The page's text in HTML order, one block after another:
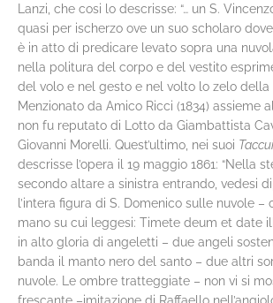
Lanzi, che cosi lo descrisse: “… un S.
quasi per ischerzo ove un suo scholaro
è in atto di predicare levato sopra una
nella politura del corpo e del vestito
del volo e nel gesto e nel volto lo zelo della
Menzionato da Amico Ricci (1834) assieme
non fu reputato di Lotto da Giambattista
Giovanni Morelli. Quest’ultimo, nei suoi
descrisse l’opera il 19 maggio 1861: “Nella
secondo altare a sinistra entrando, vedesi
l’intera figura di S. Domenico sulle nuvole –
mano su cui leggesi: Timete deum et date
in alto gloria di angeletti – due angeli
banda il manto nero del santo – due altri
nuvole. Le ombre tratteggiate – non vi si
frescante –imitazione di Raffaello